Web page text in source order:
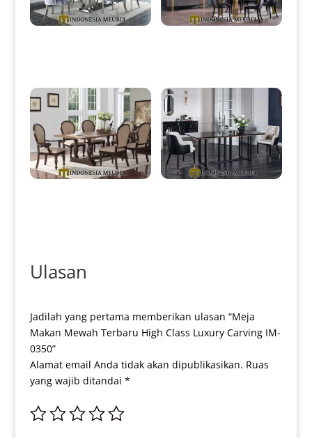
Ulasan
Jadilah yang pertama memberikan ulasan “Meja
Makan Mewah Terbaru High Class Luxury Carving IM-
0350”
Alamat email Anda tidak akan dipublikasikan. Ruas
yang wajib ditandai *